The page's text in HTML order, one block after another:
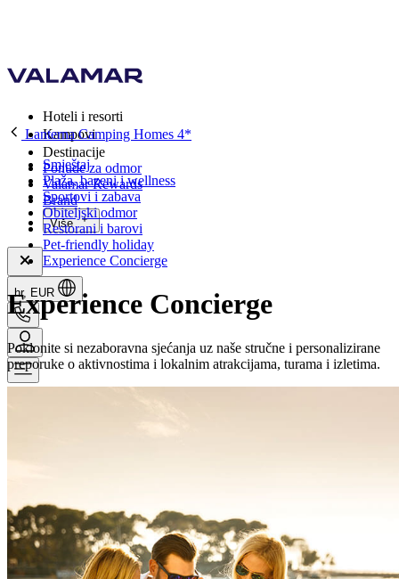
Hoteli i resorti
Kampovi
Destinacije
Ponude za odmor
Valamar Rewards
Brand
Više
hr, EUR
Lanterna Camping Homes 4*
Smještaj
Plaža, bazeni i wellness
Sportovi i zabava
Obiteljski odmor
Restorani i barovi
Pet-friendly holiday
Experience Concierge
Experience Concierge
Poklonite si nezaboravna sjećanja uz naše stručne i personalizirane
preporuke o aktivnostima i lokalnim atrakcijama, turama i izletima.